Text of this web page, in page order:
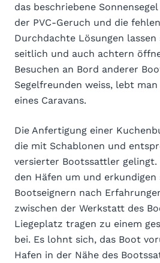
das beschriebene
der PVC-Geruch und die
Durchdachte Lösungen
seitlich und auch achtern
Besuchen an Bord anderer
Segelfreunden weiss, lebt
eines Caravans.
Die Anfertigung einer
die mit Schablonen und
versierter Bootssattler gelingt.
den Häfen um und erkundigen
Bootseignern nach
zwischen der Werkstatt des
Liegeplatz tragen zu einem
bei. Es lohnt sich, das Boot
Hafen in der Nähe des